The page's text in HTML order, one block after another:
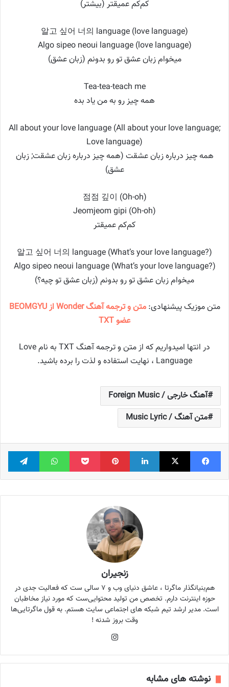
کم‌کم عمیقتر (بیشتر)
알고 싶어 너의 language (love language)
Algo sipeo neoui language (love language)
میخوام زبان عشق تو رو بدونم (زبان عشق)
Tea-tea-teach me
همه چیز رو به من یاد بده
All about your love language (All about your love language;
Love language)
همه چیز درباره زبان عشقت (همه چیز درباره زبان عشقت; زبان
عشق)
점점 깊이 (Oh-oh)
Jeomjeom gipi (Oh-oh)
کم‌کم عمیقتر
알고 싶어 너의 language (What’s your love language?)
Algo sipeo neoui language (What’s your love language?)
میخوام زبان عشق تو رو بدونم (زبان عشق تو چیه؟)
متن موزیک پیشنهادی:
متن و ترجمه آهنگ Wonder از BEOMGYU
عضو TXT
در انتها امیدواریم که از متن و ترجمه آهنگ TXT به نام Love
Language ، نهایت استفاده و لذت را برده باشید.
آهنگ خارجی / Foreign Music
متن آهنگ / Music Lyric
فیس بوک X لینکدین ‫پین‌ترست پاکت واتس آپ
زنجیران
هم‌بنیانگذار ماگرتا ، عاشق دنیای وب و ۷ سالی ست که فعالیت جدی در
حوزه اینترنت دارم. تخصص من تولید محتوایی‌ست که مورد نیاز مخاطبان
است. مدیر ارشد تیم شبکه های اجتماعی سایت هستم. به قول ماگرتایی‌ها
وقت بروز شدنه !
نوشته های مشابه